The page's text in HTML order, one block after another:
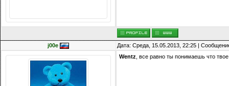
Репутация:
j00e Дата: Среда, 15.05.2013, 22:25 |
Wentz , все равно ты понимаешь что